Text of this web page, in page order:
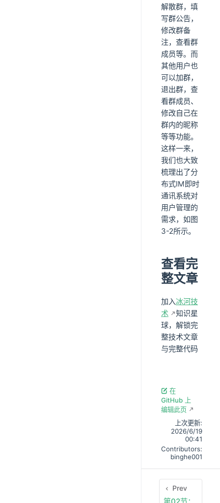
解散群，填
写群公告，
修改群备
注，查看群
成员等。而
其他用户也
可以加群，
退出群，查
看群成员、
修改自己在
群内的昵称
等等功能。
这样一来，
我们也大致
梳理出了分
布式IM即时
通讯系统对
用户管理的
需求，如图
3-2所示。
查看完
整文章
加入冰河技
术
知识星
球，解锁完
整技术文章
与完整代码
在
GitHub 上
编辑此页
上次更新:
2026/6/19
00:41
Contributors:
binghe001
Prev